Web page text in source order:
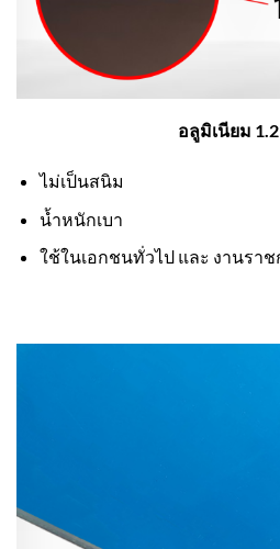
อลูมิเนียม 1.2
ไม่เป็นสนิม
น้ำหนักเบา
ใช้ในเอกชนทั่วไป และ งานรา